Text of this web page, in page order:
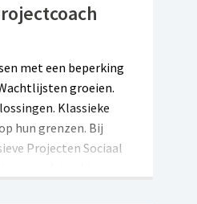
met een beperking
groeien.
Klassieke
hun grenzen. Bij
Projecten Sociaal